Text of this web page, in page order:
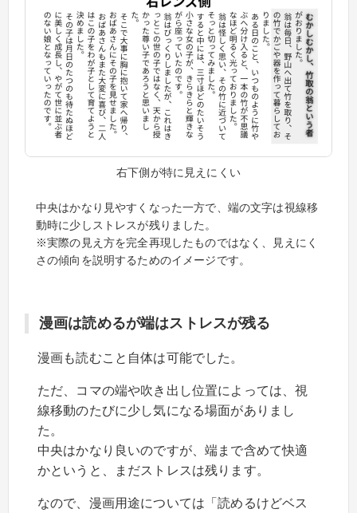
右下側が特に見えにくい
中央はかなり見やすくなった一方で、端の文字は視線移
動時に少しストレスが残りました。
※実際の見え方を完全再現したものではなく、見えにく
さの傾向を説明するためのイメージです。
漫画は読めるが端はストレスが残る
漫画も読むこと自体は可能でした。
ただ、コマの端や吹き出し位置によっては、視
線移動のたびに少し気になる場面がありまし
た。
中央はかなり良いのですが、端まで含めて快適
かというと、まだストレスは残ります。
なので、漫画用途については「読めるけどベス